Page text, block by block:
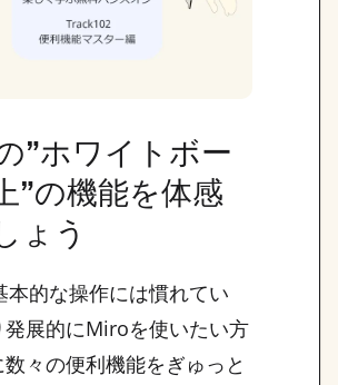
”ホワイトボー
”の機能を体感
ょう
的な操作には慣れてい
発展的にMiroを使いたい方
々の便利機能をぎゅっと